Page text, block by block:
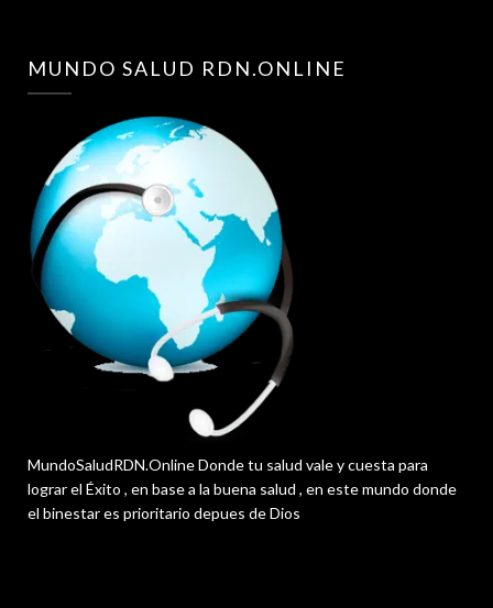
MUNDO SALUD RDN.ONLINE
MundoSaludRDN.Online Donde tu salud vale y cuesta para
lograr el Éxito , en base a la buena salud , en este mundo donde
el binestar es prioritario depues de Dios